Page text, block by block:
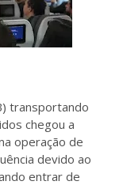
transportando
chegou a
operação de
devido ao
entrar de